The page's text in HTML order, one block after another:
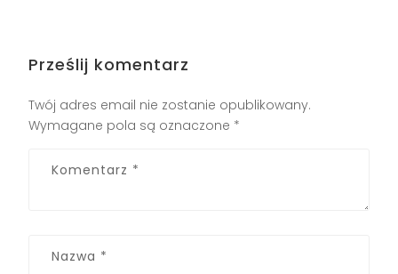
Prześlij komentarz
Twój adres email nie zostanie opublikowany.
Wymagane pola są oznaczone *